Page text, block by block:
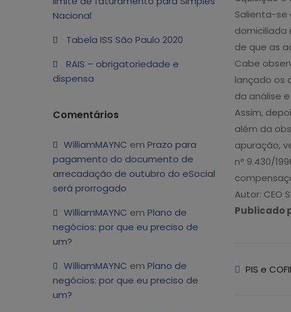
Salienta-se
domiciliada
de que as
Cabe
lançado os
da análise
Assim,
além da
apuração,
n° 9.430/
Autor: CEO
Publicado
PIS e
Nacional
Tabela ISS São Paulo 2020
RAIS – obrigatoriedade e
dispensa
Comentários
WilliamMAYNC em Prazo para
pagamento do documento de
arrecadação de outubro do eSocial
será prorrogado
WilliamMAYNC em Plano de
negócios: por que eu preciso de
um?
WilliamMAYNC em Plano de
negócios: por que eu preciso de
um?